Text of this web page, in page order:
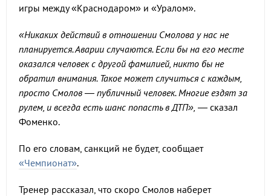
игры между «Краснодаром» и «Уралом».
«Никаких действий в отношении Смолова у нас не
планируется. Аварии случаются. Если бы на его месте
оказался человек с другой фамилией, никто бы не
обратил внимания. Такое может случиться с каждым,
просто Смолов — публичный человек. Многие ездят за
рулем, и всегда есть шанс попасть в ДТП», — сказал
Фоменко.
По его словам, санкций не будет, сообщает
«Чемпионат».
Тренер рассказал, что скоро Смолов наберет